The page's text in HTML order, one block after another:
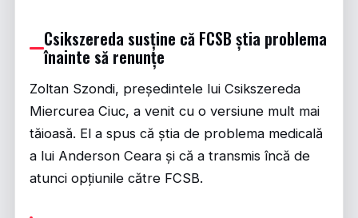
Csikszereda susține că FCSB știa problema
înainte să renunțe
Zoltan Szondi, președintele lui Csikszereda
Miercurea Ciuc, a venit cu o versiune mult mai
tăioasă. El a spus că știa de problema medicală
a lui Anderson Ceara și că a transmis încă de
atunci opțiunile către FCSB.